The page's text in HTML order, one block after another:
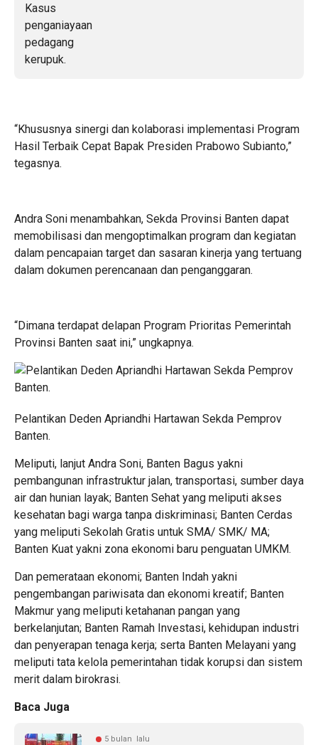
“Khususnya sinergi dan kolaborasi implementasi Program
Hasil Terbaik Cepat Bapak Presiden Prabowo Subianto,”
tegasnya.
Andra Soni menambahkan, Sekda Provinsi Banten dapat
memobilisasi dan mengoptimalkan program dan kegiatan
dalam pencapaian target dan sasaran kinerja yang tertuang
dalam dokumen perencanaan dan penganggaran.
“Dimana terdapat delapan Program Prioritas Pemerintah
Provinsi Banten saat ini,” ungkapnya.
Pelantikan Deden Apriandhi Hartawan Sekda Pemprov
Banten.
Meliputi, lanjut Andra Soni, Banten Bagus yakni
pembangunan infrastruktur jalan, transportasi, sumber daya
air dan hunian layak; Banten Sehat yang meliputi akses
kesehatan bagi warga tanpa diskriminasi; Banten Cerdas
yang meliputi Sekolah Gratis untuk SMA/ SMK/ MA;
Banten Kuat yakni zona ekonomi baru penguatan UMKM.
Dan pemerataan ekonomi; Banten Indah yakni
pengembangan pariwisata dan ekonomi kreatif; Banten
Makmur yang meliputi ketahanan pangan yang
berkelanjutan; Banten Ramah Investasi, kehidupan industri
dan penyerapan tenaga kerja; serta Banten Melayani yang
meliputi tata kelola pemerintahan tidak korupsi dan sistem
merit dalam birokrasi.
Baca Juga
5 bulan lalu